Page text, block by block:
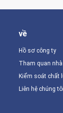
về
Hồ sơ công ty
Tham quan
Kiểm soát chất
Liên hệ chúng tôi